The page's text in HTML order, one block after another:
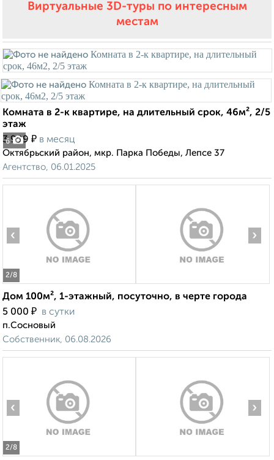
Виртуальные 3D-туры по интересным
местам
6
Комната в 2-к квартире, на длительный срок, 46м², 2/5
этаж
3 999 ₽ в месяц
Октябрьский район, мкр. Парка Победы, Лепсе 37
Агентство, 06.01.2025
2/8
‹ ›
Дом 100м², 1-этажный, посуточно, в черте города
5 000 ₽ в сутки
п.Сосновый
Собственник, 06.08.2026
2/8
‹ ›